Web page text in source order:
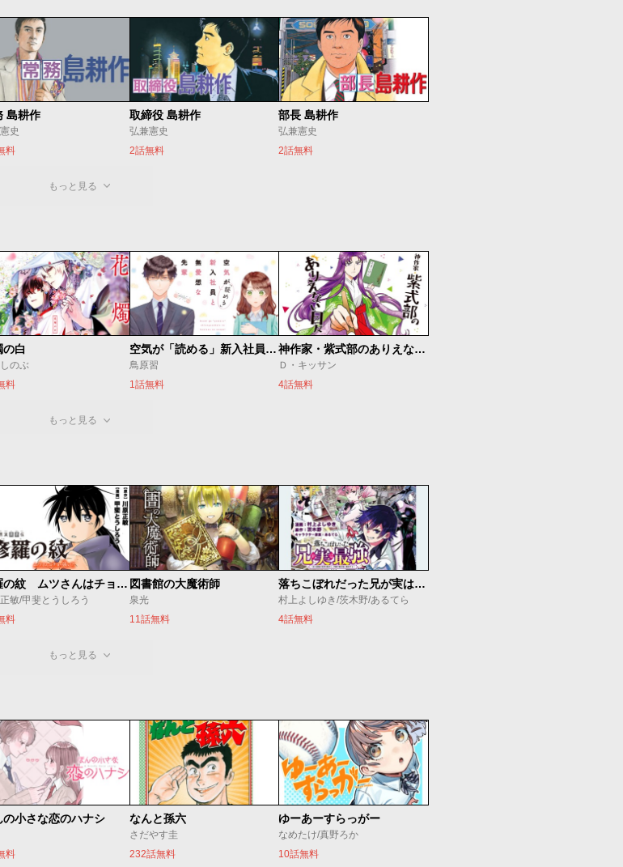
島耕作
史
料
取締役 島耕作
弘兼憲史
2話無料
部長 島耕作
弘兼憲史
2話無料
もっと見る
の白
のぶ
料
空気が「読める」新入社員と無愛想な先輩
鳥原習
1話無料
神作家・紫式部のありえない日々
Ｄ・キッサン
4話無料
もっと見る
修羅の紋 ムツさんはチョー強い？！
敏/甲斐とうしろう
料
図書館の大魔術師
泉光
11話無料
落ちこぼれだった兄が実は最強 ～史上最強の勇者は転生し、学園で無自覚に無双する～
村上よしゆき/茨木野/あるてら
4話無料
もっと見る
の小さな恋のハナシ
料
なんと孫六
さだやす圭
232話無料
ゆーあーすらっがー
なめたけ/真野ろか
10話無料